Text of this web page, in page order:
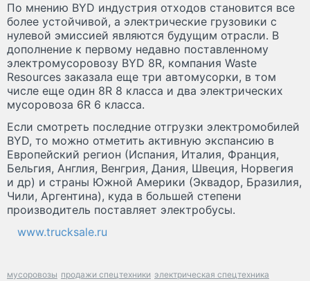
По мнению BYD индустрия отходов становится все
более устойчивой, а электрические грузовики с
нулевой эмиссией являются будущим отрасли. В
дополнение к первому недавно поставленному
электромусоровозу BYD 8R, компания Waste
Resources заказала еще три автомусорки, в том
числе еще один 8R 8 класса и два электрических
мусоровоза 6R 6 класса.
Если смотреть последние отгрузки электромобилей
BYD, то можно отметить активную экспансию в
Европейский регион (Испания, Италия, Франция,
Бельгия, Англия, Венгрия, Дания, Швеция, Норвегия
и др) и страны Южной Америки (Эквадор, Бразилия,
Чили, Аргентина), куда в большей степени
производитель поставляет электробусы.
www.trucksale.ru
мусоровозы продажи спецтехники электрическая спецтехника